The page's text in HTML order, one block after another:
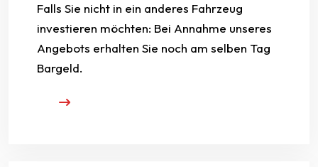
Falls Sie nicht in ein anderes Fahrzeug
investieren möchten: Bei Annahme unseres
Angebots erhalten Sie noch am selben Tag
Bargeld.